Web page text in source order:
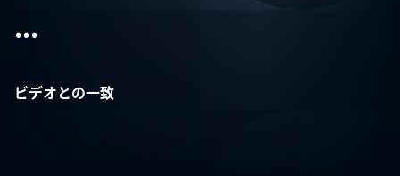
...
ビデオとの一致